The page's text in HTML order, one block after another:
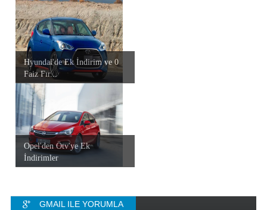
Hyundai'de Ek İndirim ve 0
Faiz Fır...
Opel'den Ötv'ye Ek
İndirimler
GMAIL ILE YORUMLA